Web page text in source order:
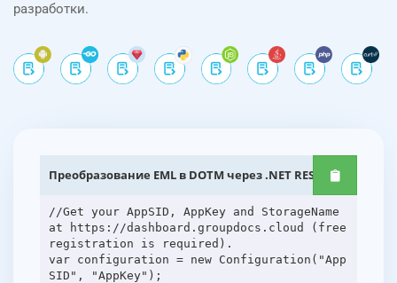
разработки.
Преобразование EML в DOTM через .NET REST API
//Get your AppSID, AppKey and StorageName
at https://dashboard.groupdocs.cloud (free
registration is required).
var configuration = new Configuration("App
SID", "AppKey");